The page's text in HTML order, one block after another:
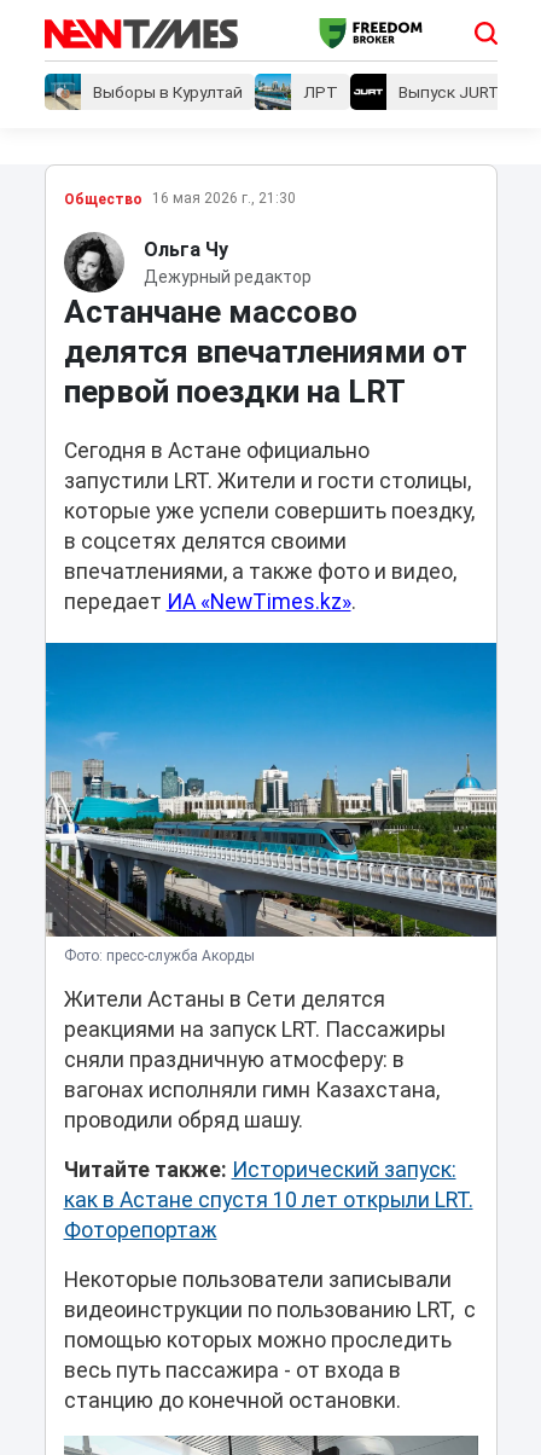
Выборы в Курултай ЛРТ Выпуск JURT
Общество 16 мая 2026 г., 21:30
Ольга Чу
Дежурный редактор
Астанчане массово
делятся впечатлениями от
первой поездки на LRT
Сегодня в Астане официально
запустили LRT. Жители и гости столицы,
которые уже успели совершить поездку,
в соцсетях делятся своими
впечатлениями, а также фото и видео,
передает ИА «NewTimes.kz».
Фото: пресс-служба Акорды
Жители Астаны в Сети делятся
реакциями на запуск LRT. Пассажиры
сняли праздничную атмосферу: в
вагонах исполняли гимн Казахстана,
проводили обряд шашу.
Читайте также: Исторический запуск:
как в Астане спустя 10 лет открыли LRT.
Фоторепортаж
Некоторые пользователи записывали
видеоинструкции по пользованию LRT, с
помощью которых можно проследить
весь путь пассажира - от входа в
станцию до конечной остановки.